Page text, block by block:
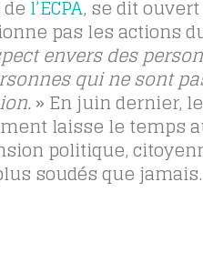
l’ECPA, se dit
pas les actions
envers des
qui ne sont
» En juin dernier,
laisse le
politique,
soudés que jamais.